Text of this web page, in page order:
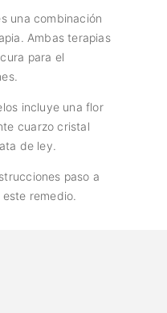
una combinación
Ambas terapias
para el
incluye una flor
cuarzo cristal
de ley.
paso a
remedio.